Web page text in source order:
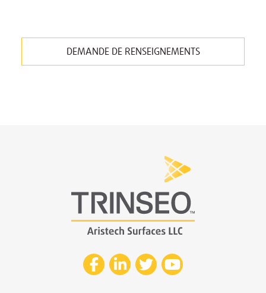
DEMANDE DE RENSEIGNEMENTS